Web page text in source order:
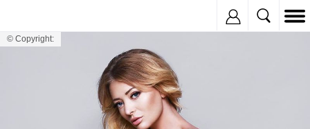
© Copyright: